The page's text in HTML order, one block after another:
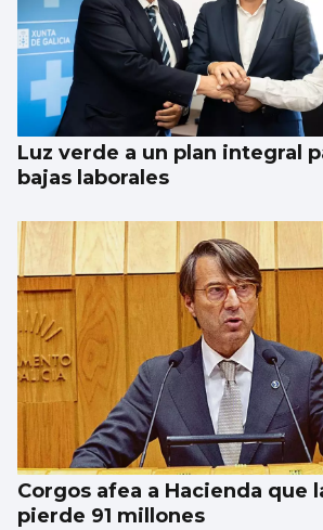
Luz verde a un plan integral
bajas laborales
Corgos afea a Hacienda que
pierde 91 millones